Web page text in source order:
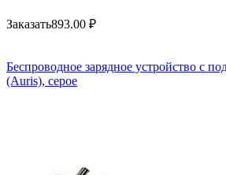
Заказать893.00 ₽
Беспроводное зарядное устройство с
(Auris), серое